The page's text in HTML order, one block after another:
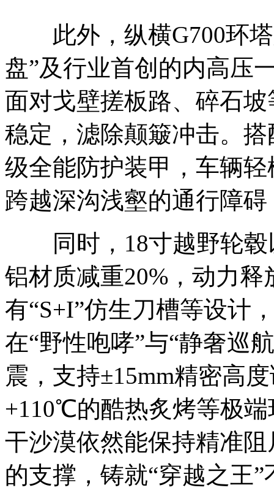
此外，纵横G700环塔
盘”及行业首创的内高压
面对戈壁搓板路、碎石
稳定，滤除颠簸冲击。
级全能防护装甲，车辆
跨越深沟浅壑的通行障
同时，18寸越野轮毂
铝材质减重20%，动力
有“S+I”仿生刀槽等设计
在“野性咆哮”与“静奢巡
震，支持±15mm精密高
+110℃的酷热炙烤等极
干沙漠依然能保持精准
的支撑，铸就“穿越之王”